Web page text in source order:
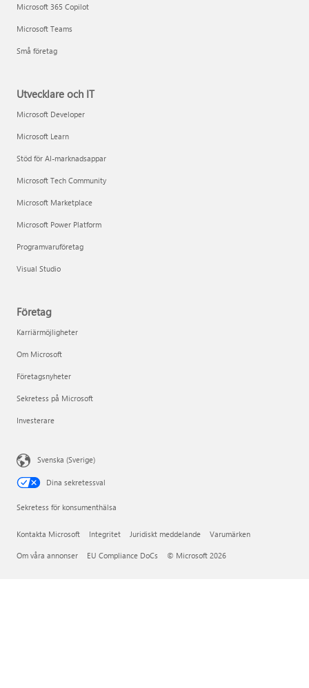
Microsoft 365 Copilot
Microsoft Teams
Små företag
Utvecklare och IT
Microsoft Developer
Microsoft Learn
Stöd för AI-marknadsappar
Microsoft Tech Community
Microsoft Marketplace
Microsoft Power Platform
Programvaruföretag
Visual Studio
Företag
Karriärmöjligheter
Om Microsoft
Företagsnyheter
Sekretess på Microsoft
Investerare
Svenska (Sverige)
Dina sekretessval
Sekretess för konsumenthälsa
Kontakta Microsoft Integritet Juridiskt meddelande Varumärken
Om våra annonser EU Compliance DoCs © Microsoft 2026